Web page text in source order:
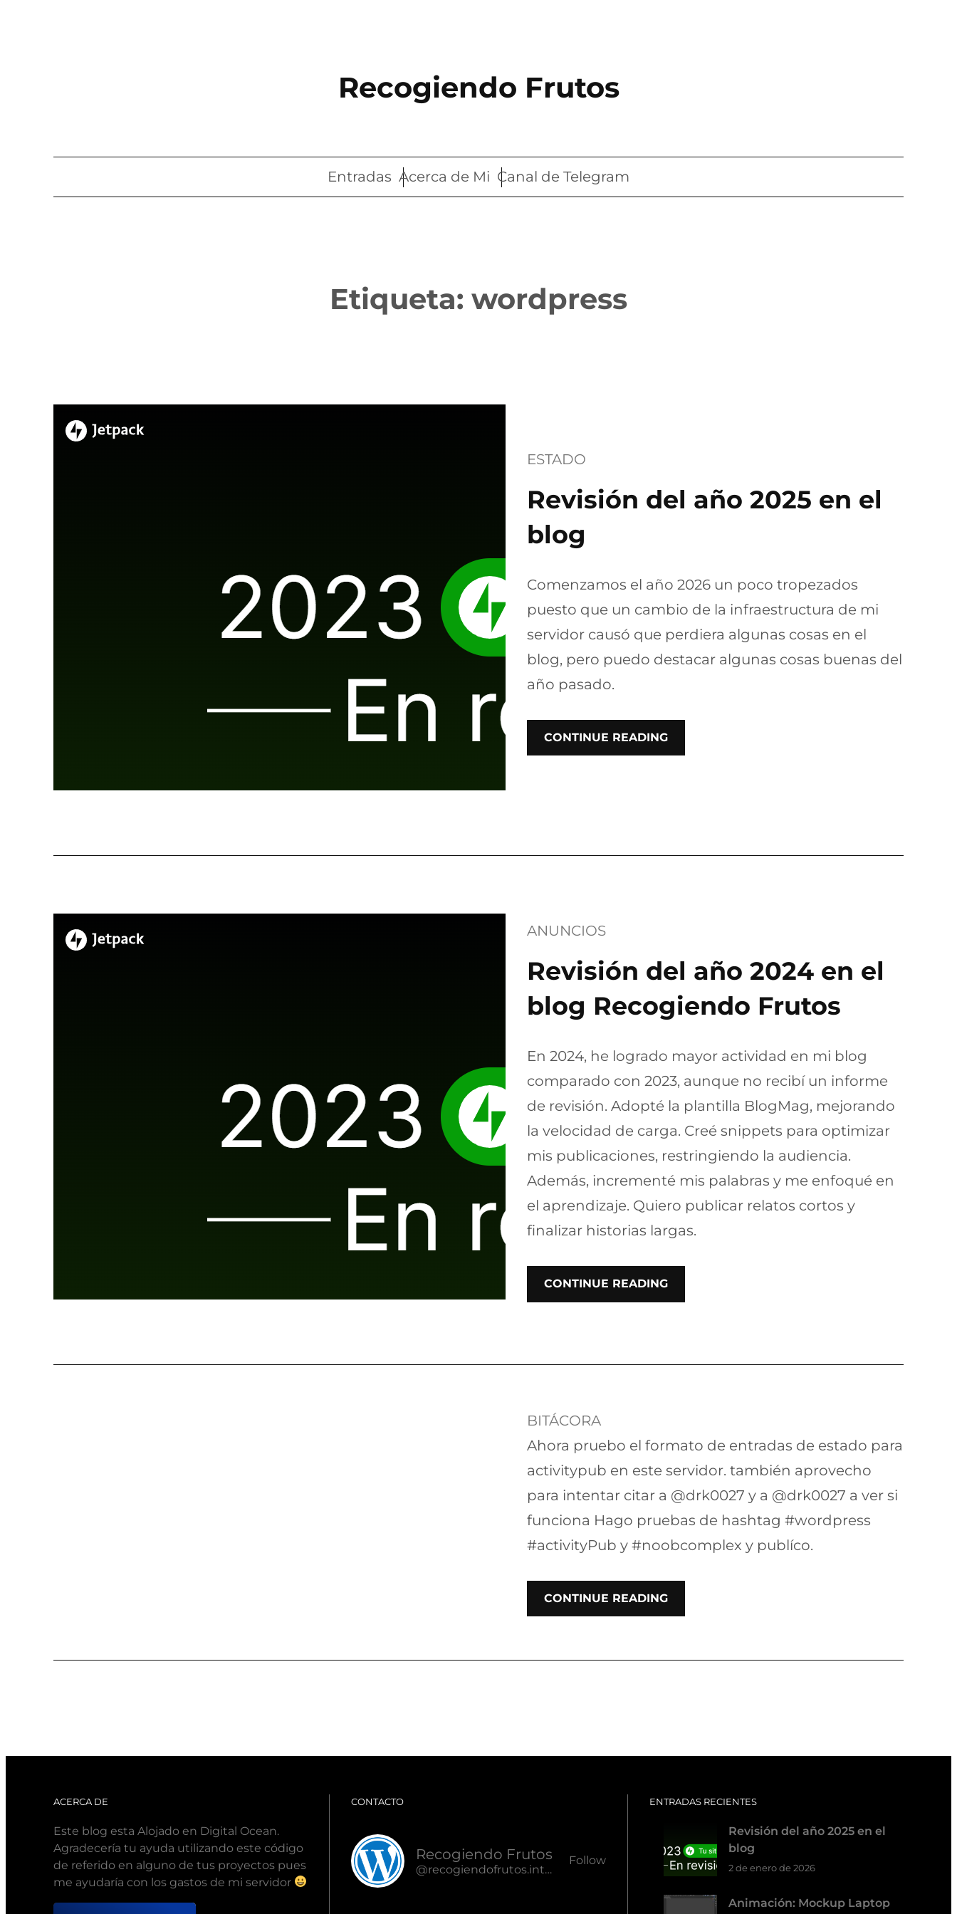
Recogiendo Frutos
Entradas Acerca de Mi Canal de Telegram
Etiqueta: wordpress
ESTADO
Revisión del año 2025 en el
blog
Comenzamos el año 2026 un poco tropezados
puesto que un cambio de la infraestructura de mi
servidor causó que perdiera algunas cosas en el
blog, pero puedo destacar algunas cosas buenas del
año pasado.
CONTINUE READING
ANUNCIOS
Revisión del año 2024 en el
blog Recogiendo Frutos
En 2024, he logrado mayor actividad en mi blog
comparado con 2023, aunque no recibí un informe
de revisión. Adopté la plantilla BlogMag, mejorando
la velocidad de carga. Creé snippets para optimizar
mis publicaciones, restringiendo la audiencia.
Además, incrementé mis palabras y me enfoqué en
el aprendizaje. Quiero publicar relatos cortos y
finalizar historias largas.
CONTINUE READING
BITÁCORA
Ahora pruebo el formato de entradas de estado para
activitypub en este servidor. también aprovecho
para intentar citar a @drk0027 y a @drk0027 a ver si
funciona Hago pruebas de hashtag #wordpress
#activityPub y #noobcomplex y publíco.
CONTINUE READING
ACERCA DE
Este blog esta Alojado en Digital Ocean.
Agradecería tu ayuda utilizando este código
de referido en alguno de tus proyectos pues
me ayudaría con los gastos de mi servidor
CONTACTO
Recogiendo Frutos
@recogiendofrutos.interlan.ec@recogiendofrutos.interlan.ec
Follow
ENTRADAS RECIENTES
Revisión del año 2025 en el
blog
2 de enero de 2026
Animación: Mockup Laptop